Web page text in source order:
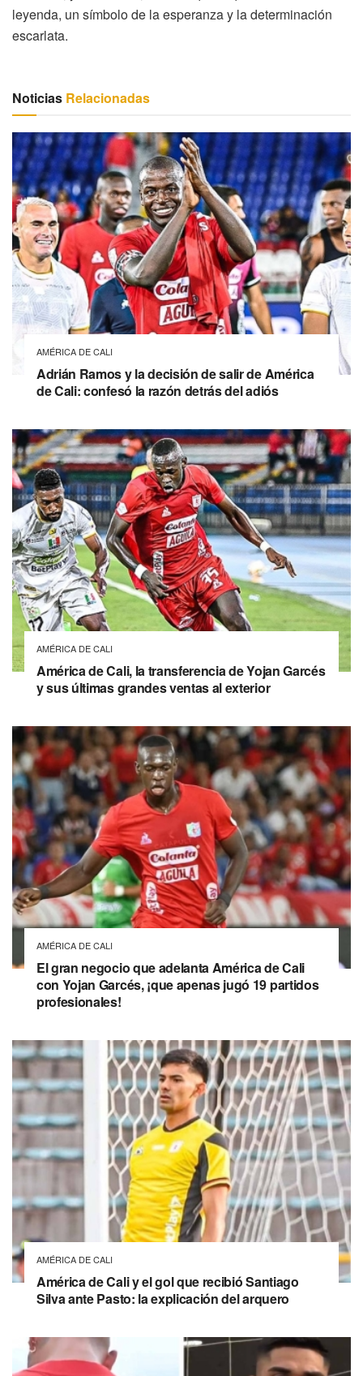
leyenda, un símbolo de la esperanza y la determinación
escarlata.
Noticias Relacionadas
AMÉRICA DE CALI
Adrián Ramos y la decisión de salir de América
de Cali: confesó la razón detrás del adiós
AMÉRICA DE CALI
América de Cali, la transferencia de Yojan Garcés
y sus últimas grandes ventas al exterior
AMÉRICA DE CALI
El gran negocio que adelanta América de Cali
con Yojan Garcés, ¡que apenas jugó 19 partidos
profesionales!
AMÉRICA DE CALI
América de Cali y el gol que recibió Santiago
Silva ante Pasto: la explicación del arquero